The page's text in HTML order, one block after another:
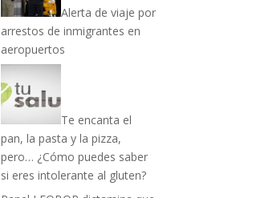
Alerta de viaje por
arrestos de inmigrantes en
aeropuertos
Te encanta el
pan, la pasta y la pizza,
pero… ¿Cómo puedes saber
si eres intolerante al gluten?